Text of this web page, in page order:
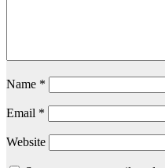
Name *
Email *
Website